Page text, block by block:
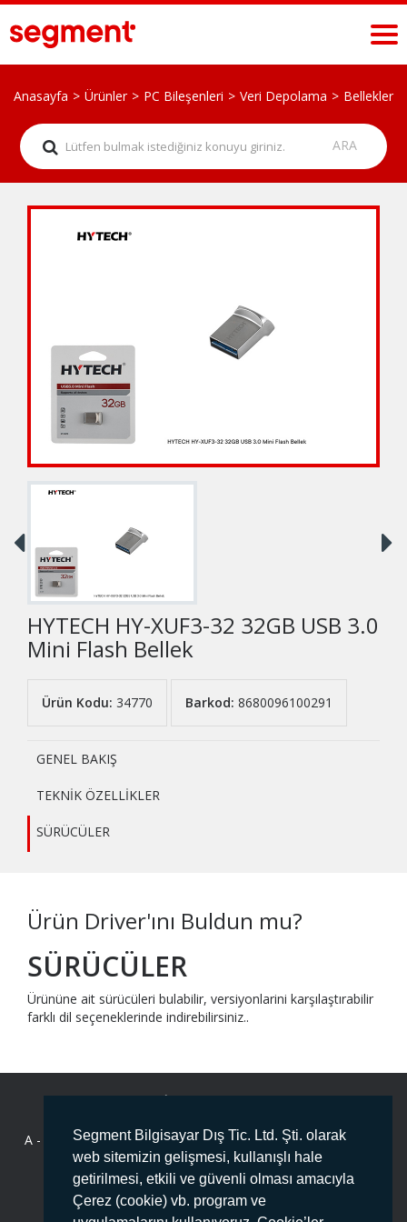
Segment Bilgisayar Dış Tic. Ltd. Şti. olarak
web sitemizin gelişmesi, kullanışlı hale
getirilmesi, etkili ve güvenli olması amacıyla
Çerez (cookie) vb. program ve
Anasayfa Ürünler PC Bileşenleri Veri Depolama Bellekler
HYTECH HY-XUF3-32 32GB USB 3.0
Mini Flash Bellek
Ürün Kodu: 34770 Barkod: 8680096100291
GENEL BAKIŞ
TEKNİK ÖZELLİKLER
SÜRÜCÜLER
Ürün Driver'ını Buldun mu?
SÜRÜCÜLER
Ürününe ait sürücüleri bulabilir, versiyonlarini karşılaştırabilir
farklı dil seçeneklerinde indirebilirsiniz..
A -
Deliklikaya Mahallesi Fersah Caddesi No:136 İç Kapı No :1
ARNAVUTKÖY/İSTANBUL PK:34555
T - 444 78 99